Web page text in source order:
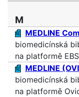
M
MEDLINE
biomedicínská
na platformě
MEDLINE
biomedicínská
na platformě